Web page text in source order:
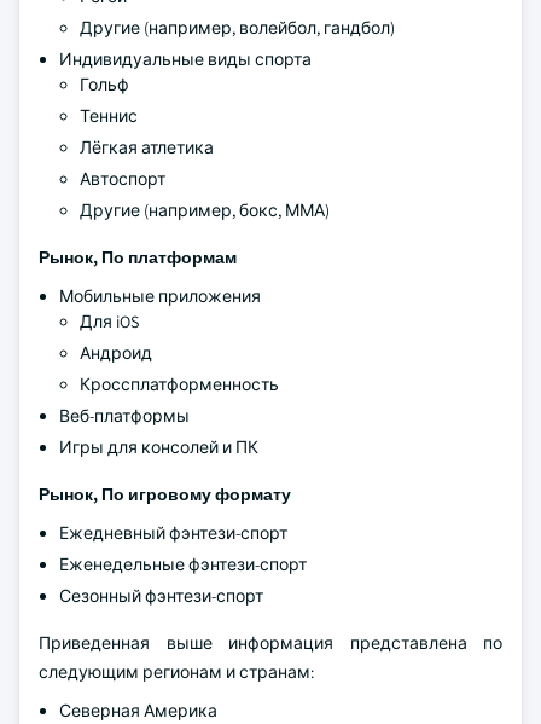
Другие (например, волейбол, гандбол)
Индивидуальные виды спорта
Гольф
Теннис
Лёгкая атлетика
Автоспорт
Другие (например, бокс, ММА)
Рынок, По платформам
Мобильные приложения
Для iOS
Андроид
Кроссплатформенность
Веб-платформы
Игры для консолей и ПК
Рынок, По игровому формату
Ежедневный фэнтези-спорт
Еженедельные фэнтези-спорт
Сезонный фэнтези-спорт
Приведенная выше информация представлена по
следующим регионам и странам:
Северная Америка